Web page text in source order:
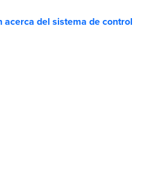
del sistema de control